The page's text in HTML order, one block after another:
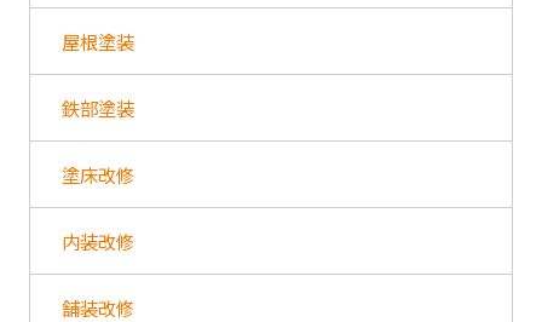
屋根塗装
鉄部塗装
塗床改修
内装改修
舗装改修